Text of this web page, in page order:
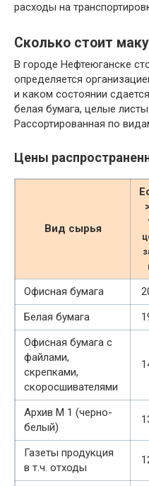
расходы на
Сколько стоит
В городе Нефтеюганске
определяется
и каком состоянии
белая бумага, целые
Рассортированная по
Цены
Вид сырья
Офисная бумага
Белая бумага
Офисная бумага с
файлами,
скрепками,
скоросшивателями
Архив М 1 (черно-
белый)
Газеты продукция
в т.ч. отходы